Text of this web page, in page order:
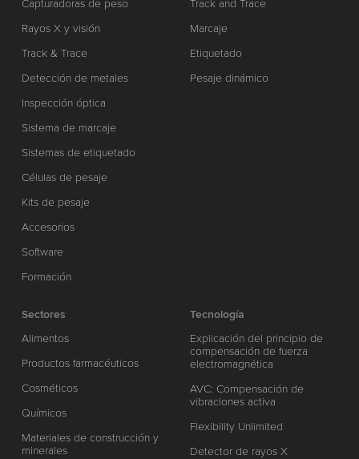
Capturadoras de peso
Rayos X y visión
Track & Trace
Detección de metales
Inspección óptica
Sistema de marcaje
Sistemas de etiquetado
Células de pesaje
Kits de pesaje
Accesorios
Software
Formación
Track and Trace
Marcaje
Etiquetado
Pesaje dinámico
Sectores
Alimentos
Productos farmacéuticos
Cosméticos
Químicos
Materiales de construcción y
minerales
Tecnología
Explicación del principio de
compensación de fuerza
electromagnética
AVC: Compensación de
vibraciones activa
Flexibility Unlimited
Detector de rayos X